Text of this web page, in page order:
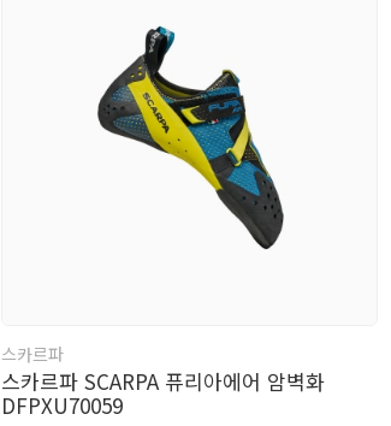
스카르파
스카르파 SCARPA 퓨리아에어 암벽화
DFPXU70059